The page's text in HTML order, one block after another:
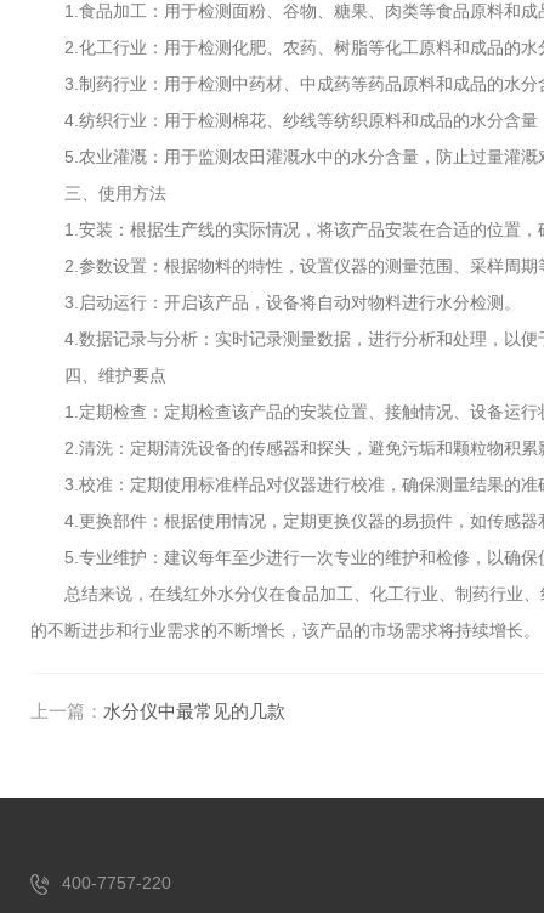
1.食品加工：用于检测面粉、谷物、糖果、肉类等食品原料和成
2.化工行业：用于检测化肥、农药、树脂等化工原料和成品的水
3.制药行业：用于检测中药材、中成药等药品原料和成品的水分
4.纺织行业：用于检测棉花、纱线等纺织原料和成品的水分含量
5.农业灌溉：用于监测农田灌溉水中的水分含量，防止过量灌溉
三、使用方法
1.安装：根据生产线的实际情况，将该产品安装在合适的位置，
2.参数设置：根据物料的特性，设置仪器的测量范围、采样周期
3.启动运行：开启该产品，设备将自动对物料进行水分检测。
4.数据记录与分析：实时记录测量数据，进行分析和处理，以便
四、维护要点
1.定期检查：定期检查该产品的安装位置、接触情况、设备运行
2.清洗：定期清洗设备的传感器和探头，避免污垢和颗粒物积累
3.校准：定期使用标准样品对仪器进行校准，确保测量结果的准
4.更换部件：根据使用情况，定期更换仪器的易损件，如传感器
5.专业维护：建议每年至少进行一次专业的维护和检修，以确保
总结来说，在线红外水分仪在食品加工、化工行业、制药行业、
的不断进步和行业需求的不断增长，该产品的市场需求将持续增长。
上一篇： 水分仪中最常见的几款
400-7757-220